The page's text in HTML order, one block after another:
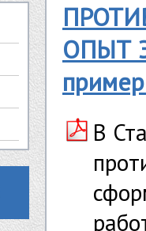
ОПЫТ
В